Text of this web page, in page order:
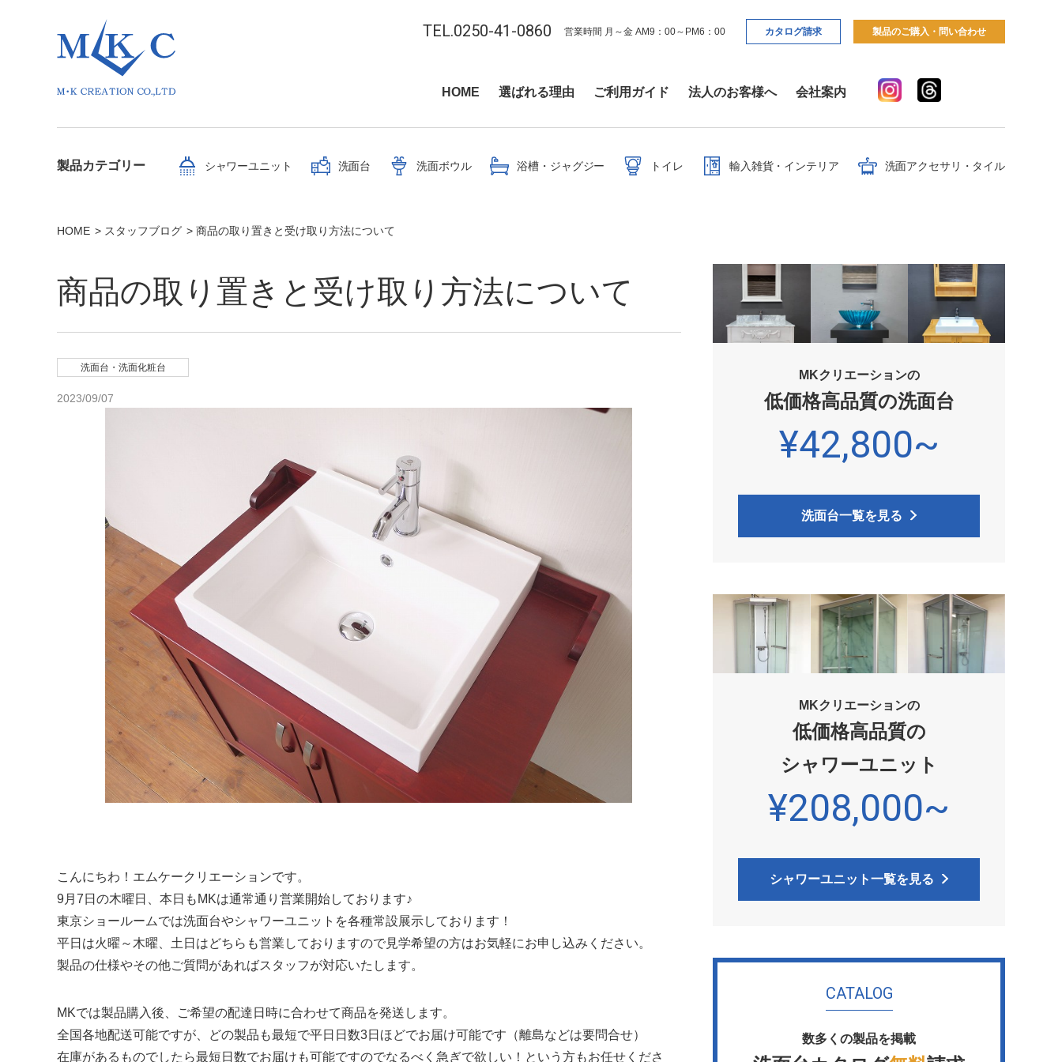
TEL.0250-41-0860 営業時間 月～金 AM9：00～PM6：00 カタログ請求 製品のご購入・問い合わせ
HOME 選ばれる理由 ご利用ガイド 法人のお客様へ 会社案内
製品カテゴリー シャワーユニット 洗面台 洗面ボウル 浴槽・ジャグジー トイレ 輸入雑貨・インテリア 洗面アクセサリ・タイル
HOME スタッフブログ 商品の取り置きと受け取り方法について
商品の取り置きと受け取り方法について
洗面台・洗面化粧台
2023/09/07
こんにちわ！エムケークリエーションです。
9月7日の木曜日、本日もMKは通常通り営業開始しております♪
東京ショールームでは洗面台やシャワーユニットを各種常設展示しております！
平日は火曜～木曜、土日はどちらも営業しておりますので見学希望の方はお気軽にお申し込みください。
製品の仕様やその他ご質問があればスタッフが対応いたします。
MKでは製品購入後、ご希望の配達日時に合わせて商品を発送します。
全国各地配送可能ですが、どの製品も最短で平日日数3日ほどでお届け可能です（離島などは要問合せ）
在庫があるものでしたら最短日数でお届けも可能ですのでなるべく急ぎで欲しい！という方もお任せくださ
MKクリエーションの
低価格高品質の洗面台
¥42,800~
洗面台一覧を見る
MKクリエーションの
低価格高品質の
シャワーユニット
¥208,000~
シャワーユニット一覧を見る
CATALOG
数多くの製品を掲載